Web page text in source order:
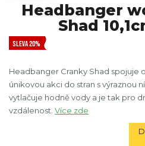
Headbanger
Shad
SLEVA 20%
Headbanger Cranky Shad spojuje
únikovou akci do stran s výraznou
vytlačuje hodně vody a je tak pro
vzdálenost. Více zde